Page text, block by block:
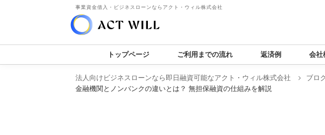
事業資金借入・ビジネスローンならアクト・ウィル株式会社
トップページ ご利用までの流れ 返済例 会社
法人向けビジネスローンなら即日融資可能なアクト・ウィル株式会社 ブロ
金融機関とノンバンクの違いとは？ 無担保融資の仕組みを解説